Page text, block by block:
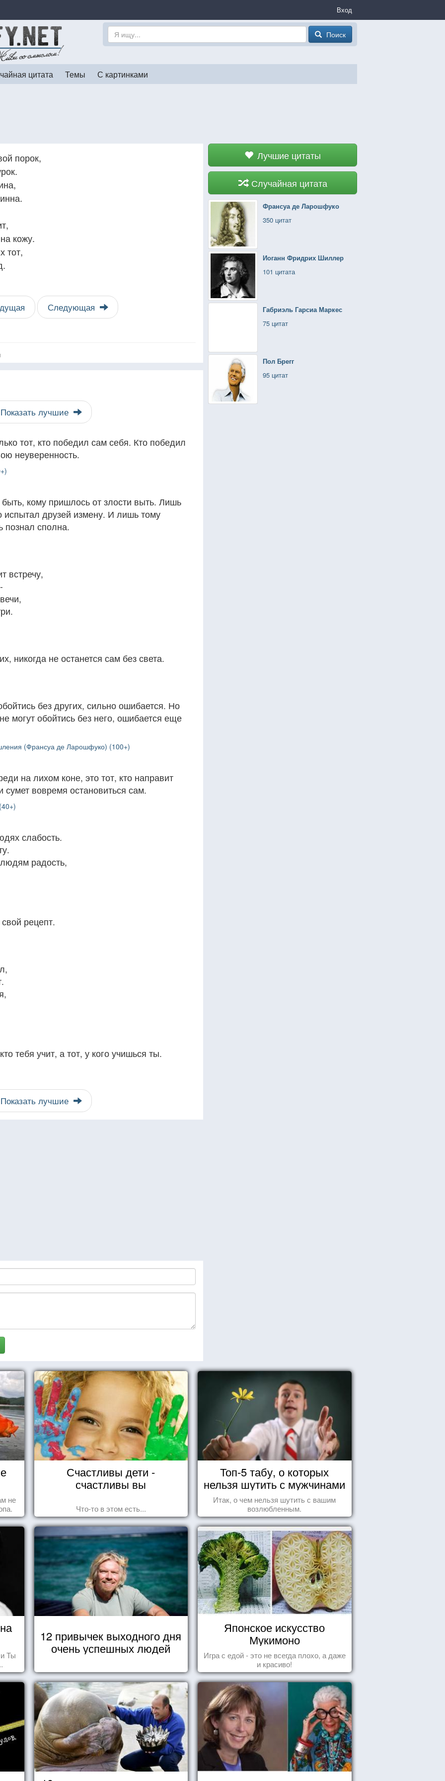
Вход
Поиск
цитата Темы С картинками
Лучшие цитаты
Случайная цитата
Франсуа де Ларошфуко
350 цитат
Иоганн Фридрих Шиллер
101 цитата
Габриэль Гарсиа Маркес
75 цитат
Пол Брегг
95 цитат
порок,
кожу.
тот,
Следующая
Показать лучшие
тот, кто победил сам себя. Кто победил
неуверенность.
кому пришлось от злости выть. Лишь
испытал друзей измену. И лишь тому
познал сполна.
встречу,
никогда не останется сам без света.
без других, сильно ошибается. Но
могут обойтись без него, ошибается еще
(Франсуа де Ларошфуко) (100+)
на лихом коне, это тот, кто направит
вовремя остановиться сам.
слабость.
радость,
рецепт.
тебя учит, а тот, у кого учишься ты.
Показать лучшие
не
Счастливы дети -
счастливы вы
Что-то в этом есть...
Топ-5 табу, о которых
нельзя шутить с мужчинами
Итак, о чем нельзя шутить с вашим
возлюбленным.
Ты
12 привычек выходного дня
очень успешных людей
Японское искусство
Мукимоно
Игра с едой - это не всегда плохо, а даже
и красиво!